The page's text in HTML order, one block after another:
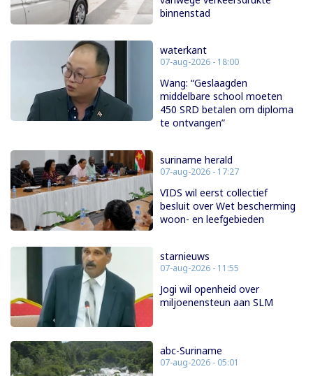
binnenstad
waterkant
07-aug-2026 - 18:00
Wang: “Geslaagden
middelbare school moeten
450 SRD betalen om diploma
te ontvangen”
suriname herald
07-aug-2026 - 17:27
VIDS wil eerst collectief
besluit over Wet bescherming
woon- en leefgebieden
starnieuws
07-aug-2026 - 11:55
Jogi wil openheid over
miljoenensteun aan SLM
abc-Suriname
07-aug-2026 - 05:01